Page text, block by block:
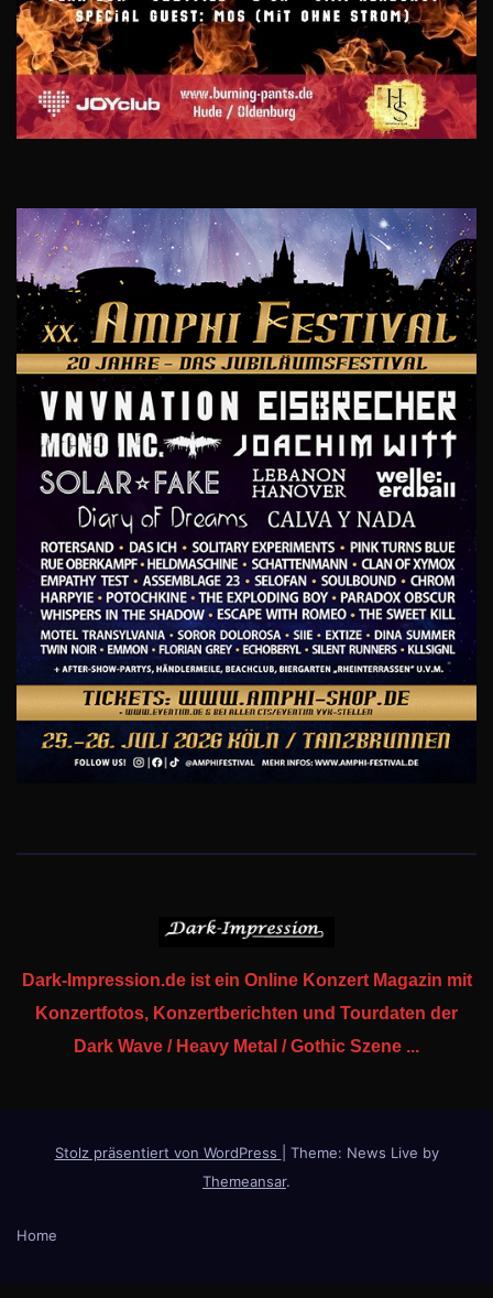
Dark-Impression.de ist ein Online Konzert Magazin mit
Konzertfotos, Konzertberichten und Tourdaten der
Dark Wave / Heavy Metal / Gothic Szene ...
Stolz präsentiert von WordPress
Theme: News Live by
Themeansar.
Home